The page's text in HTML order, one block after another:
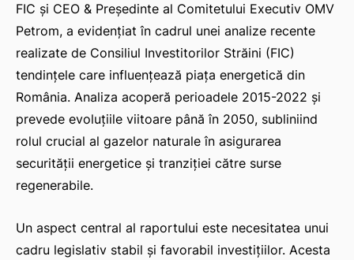
FIC și CEO & Președinte al Comitetului Executiv OMV
Petrom, a evidențiat în cadrul unei analize recente
realizate de Consiliul Investitorilor Străini (FIC)
tendințele care influențează piața energetică din
România. Analiza acoperă perioadele 2015-2022 și
prevede evoluțiile viitoare până în 2050, subliniind
rolul crucial al gazelor naturale în asigurarea
securității energetice și tranziției către surse
regenerabile.
Un aspect central al raportului este necesitatea unui
cadru legislativ stabil și favorabil investițiilor. Acesta